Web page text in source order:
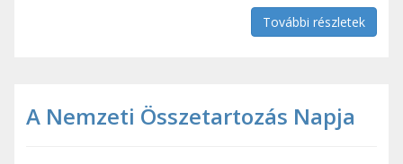
További részletek
A Nemzeti Összetartozás Napja